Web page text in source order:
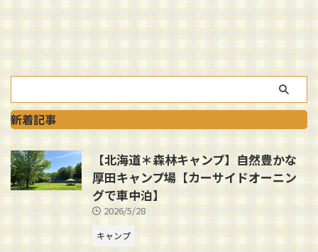
新着記事
【北海道＊森林キャンプ】自然豊かな
厚田キャンプ場【カーサイドオーニン
グで車中泊】
2026/5/28
キャンプ